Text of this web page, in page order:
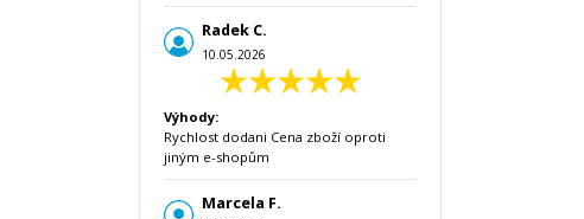
Radek C.
10.05.2026
Výhody:
Rychlost dodani Cena zboží oproti
jiným e-shopům
Marcela F.